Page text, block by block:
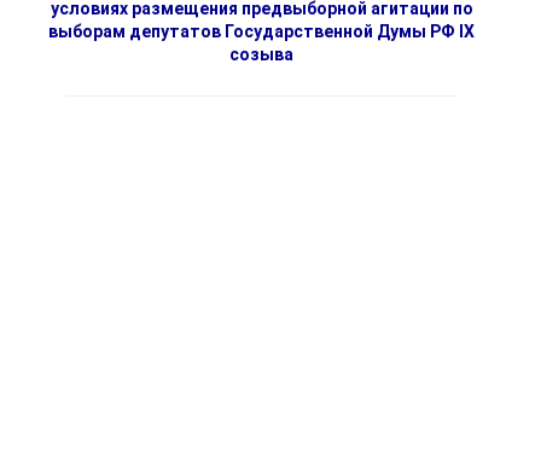
условиях размещения предвыборной агитации по
выборам депутатов Государственной Думы РФ IX
созыва